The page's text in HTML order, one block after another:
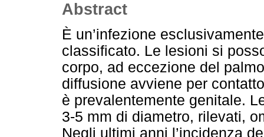
Abstract
È un’infezione
classiﬁcato. Le lesioni si
corpo, ad eccezione del
diffusione avviene per
è prevalentemente genitale.
3-5 mm di diametro, rilevati,
Negli ultimi anni l’incidenza